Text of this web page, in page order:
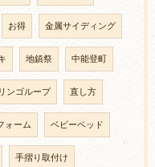
お得 金属サイディング
地鎮祭 中能登町
リンゴループ 直し方
ォーム ベビーベッド
手摺り取付け